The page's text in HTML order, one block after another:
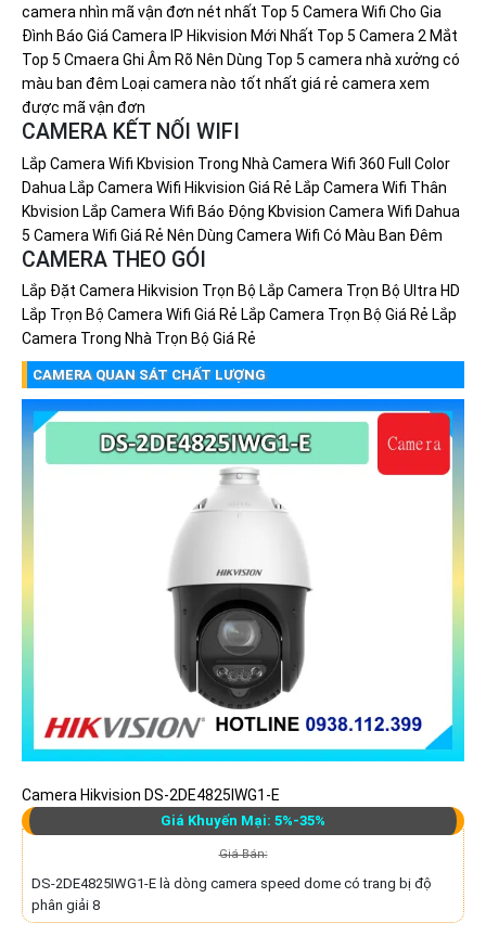
camera nhìn mã vận đơn nét nhất Top 5 Camera Wifi Cho Gia
Đình Báo Giá Camera IP Hikvision Mới Nhất Top 5 Camera 2 Mắt
Top 5 Cmaera Ghi Âm Rõ Nên Dùng Top 5 camera nhà xưởng có
màu ban đêm Loại camera nào tốt nhất giá rẻ camera xem
được mã vận đơn
CAMERA KẾT NỐI WIFI
Lắp Camera Wifi Kbvision Trong Nhà Camera Wifi 360 Full Color
Dahua Lắp Camera Wifi Hikvision Giá Rẻ Lắp Camera Wifi Thân
Kbvision Lắp Camera Wifi Báo Động Kbvision Camera Wifi Dahua
5 Camera Wifi Giá Rẻ Nên Dùng Camera Wifi Có Màu Ban Đêm
CAMERA THEO GÓI
Lắp Đặt Camera Hikvision Trọn Bộ Lắp Camera Trọn Bộ Ultra HD
Lắp Trọn Bộ Camera Wifi Giá Rẻ Lắp Camera Trọn Bộ Giá Rẻ Lắp
Camera Trong Nhà Trọn Bộ Giá Rẻ
CAMERA QUAN SÁT CHẤT LƯỢNG
Camera Hikvision DS-2DE4825IWG1-E
Giá Khuyến Mại: 5%-35%
Giá Bán:
DS-2DE4825IWG1-E là dòng camera speed dome có trang bị độ
phân giải 8